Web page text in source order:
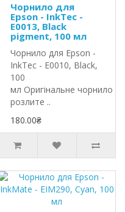
Чорнило для
Epson - InkTec -
E0013, Black
pigment, 100 мл
Чорнило для Epson -
InkTec - E0010, Black,
100
мл Оригінальне чорнило
розлите ..
180.00₴